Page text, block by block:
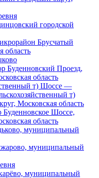
городской
Брусчатый
область
Буденновский Проезд,
область
т) Шоссе —
т)
Московская область
Шоссе,
область
муниципальный
муниципальный
муниципальный